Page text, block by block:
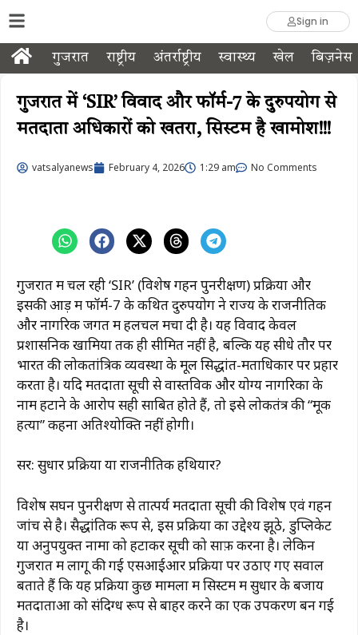
Sign in
गुजरात राष्ट्रीय अंतर्राष्ट्रीय स्वास्थ्य खेल बिज़नेस
गुजरात में ‘SIR’ विवाद और फॉर्म-7 के दुरुपयोग से
मतदाता अधिकारों को खतरा, सिस्टम है खामोश!!!
vatsalyanews February 4, 2026 1:29 am No Comments
गुजरात में चल रही ‘SIR’ (विशेष गहन पुनरीक्षण) प्रक्रिया और
इसकी आड़ में फॉर्म-7 के कथित दुरुपयोग ने राज्य के राजनीतिक
और नागरिक जगत में हलचल मचा दी है। यह विवाद केवल
प्रशासनिक खामियों तक ही सीमित नहीं है, बल्कि यह सीधे तौर पर
भारत की लोकतांत्रिक व्यवस्था के मूल सिद्धांत-मताधिकार पर प्रहार
करता है। यदि मतदाता सूची से वास्तविक और योग्य नागरिकों के
नाम हटाने के आरोप सही साबित होते हैं, तो इसे लोकतंत्र की “मूक
हत्या” कहना अतिश्योक्ति नहीं होगी।
सर: सुधार प्रक्रिया या राजनीतिक हथियार?
विशेष सघन पुनरीक्षण से तात्पर्य मतदाता सूची की विशेष एवं गहन
जांच से है। सैद्धांतिक रूप से, इस प्रक्रिया का उद्देश्य झूठे, डुप्लिकेट
या अनुपयुक्त नामों को हटाकर सूची को साफ़ करना है। लेकिन
गुजरात में लागू की गई एसआईआर प्रक्रिया पर उठाए गए सवाल
बताते हैं कि यह प्रक्रिया कुछ मामलों में सिस्टम में सुधार के बजाय
मतदाताओं को संदिग्ध रूप से बाहर करने का एक उपकरण बन गई
है।